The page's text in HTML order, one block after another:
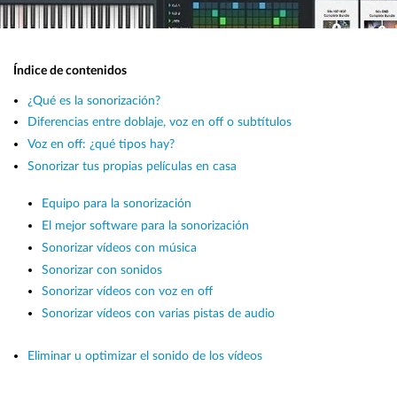
Índice de contenidos
¿Qué es la sonorización?
Diferencias entre doblaje, voz en off o subtítulos
Voz en off: ¿qué tipos hay?
Sonorizar tus propias películas en casa
Equipo para la sonorización
El mejor software para la sonorización
Sonorizar vídeos con música
Sonorizar con sonidos
Sonorizar vídeos con voz en off
Sonorizar vídeos con varias pistas de audio
Eliminar u optimizar el sonido de los vídeos